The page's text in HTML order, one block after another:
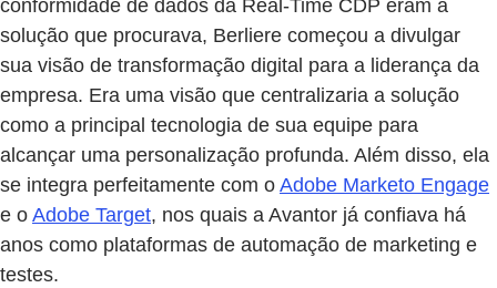
conformidade de dados da Real-Time CDP eram a
solução que procurava, Berliere começou a divulgar
sua visão de transformação digital para a liderança da
empresa. Era uma visão que centralizaria a solução
como a principal tecnologia de sua equipe para
alcançar uma personalização profunda. Além disso, ela
se integra perfeitamente com o Adobe Marketo Engage
e o Adobe Target, nos quais a Avantor já confiava há
anos como plataformas de automação de marketing e
testes.